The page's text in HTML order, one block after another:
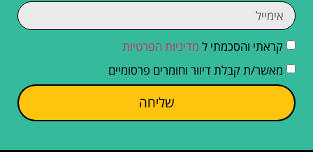
קראתי והסכמתי ל מדיניות הפרטיות
מאשר/ת קבלת דיוור וחומרים פרסומיים
שליחה